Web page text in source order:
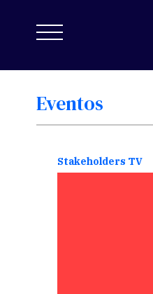
Eventos
Stakeholders TV